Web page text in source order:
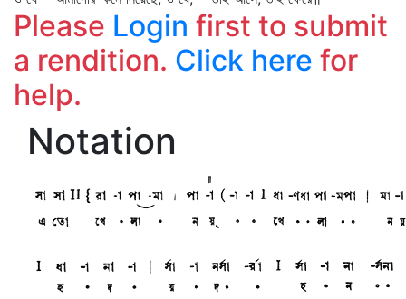
Please Login first to submit
a rendition. Click here for
help.
Notation